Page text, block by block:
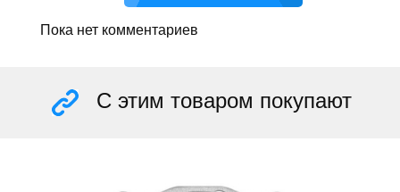
Пока нет комментариев
С этим товаром покупают